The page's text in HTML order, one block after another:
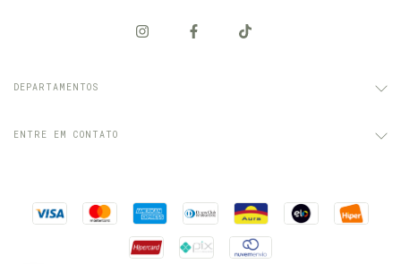
DEPARTAMENTOS
ENTRE EM CONTATO